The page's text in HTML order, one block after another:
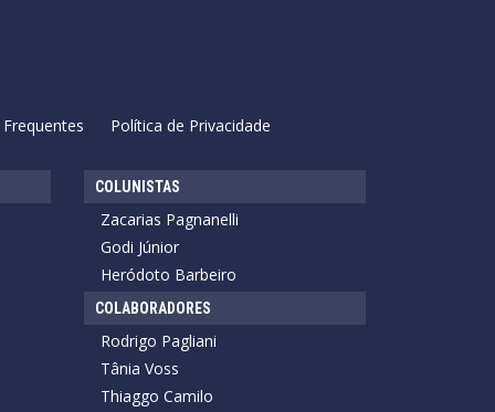
Política de Privacidade
COLUNISTAS
Zacarias Pagnanelli
Godi Júnior
Heródoto Barbeiro
COLABORADORES
Rodrigo Pagliani
Tânia Voss
Thiaggo Camilo